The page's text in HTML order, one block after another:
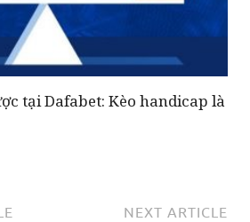
tại Dafabet: Kèo handicap là
NEXT ARTICLE